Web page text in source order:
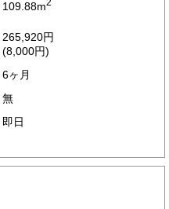
109.88m2
265,920円
(8,000円)
6ヶ月
無
即日